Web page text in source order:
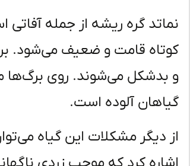
نماتد گره ریشه از جمله
کوتاه قامت و ضعیف می‌شود.
و بدشکل می‌شوند. روی برگ‌ها
گیاهان آلوده است.
از دیگر مشکلات این گیاه